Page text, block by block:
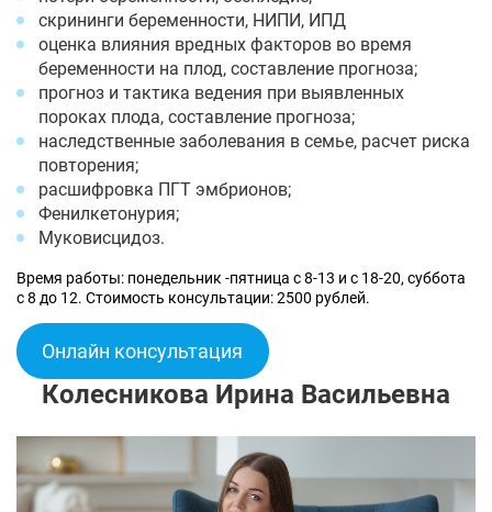
скрининги беременности, НИПИ, ИПД
оценка влияния вредных факторов во время
беременности на плод, составление прогноза;
прогноз и тактика ведения при выявленных
пороках плода, составление прогноза;
наследственные заболевания в семье, расчет риска
повторения;
расшифровка ПГТ эмбрионов;
Фенилкетонурия;
Муковисцидоз.
Время работы: понедельник -пятница с 8-13 и с 18-20, суббота
с 8 до 12. Стоимость консультации: 2500 рублей.
Онлайн консультация
Колесникова Ирина Васильевна